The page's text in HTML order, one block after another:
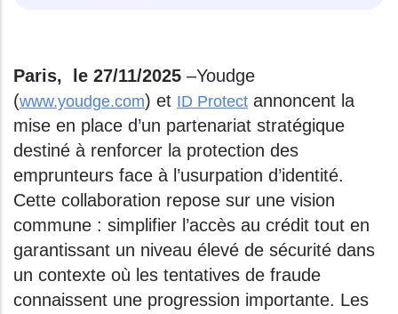
Paris, le 27/11/2025 –Youdge
(www.youdge.com) et ID Protect annoncent la
mise en place d’un partenariat stratégique
destiné à renforcer la protection des
emprunteurs face à l’usurpation d’identité.
Cette collaboration repose sur une vision
commune : simplifier l’accès au crédit tout en
garantissant un niveau élevé de sécurité dans
un contexte où les tentatives de fraude
connaissent une progression importante. Les